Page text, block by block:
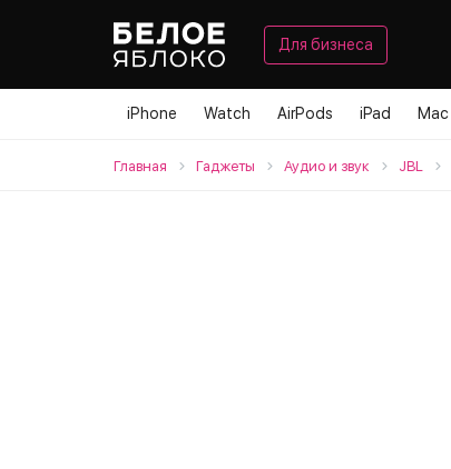
Для бизнеса
iPhone Watch AirPods iPad Mac
Главная Гаджеты Аудио и звук JBL